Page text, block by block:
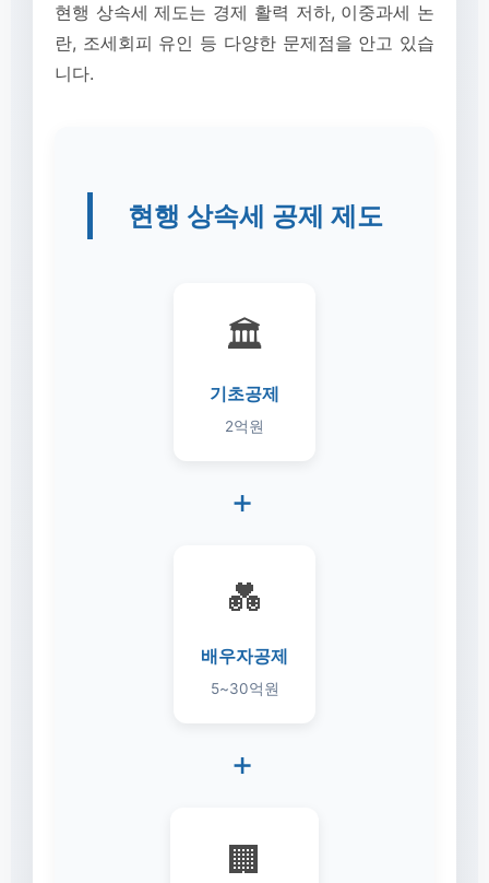
현행 상속세 제도는 경제 활력 저하, 이중과세 논
란, 조세회피 유인 등 다양한 문제점을 안고 있습
니다.
현행 상속세 공제 제도
🏛️
기초공제
2억원
+
💑
배우자공제
5~30억원
+
🏢